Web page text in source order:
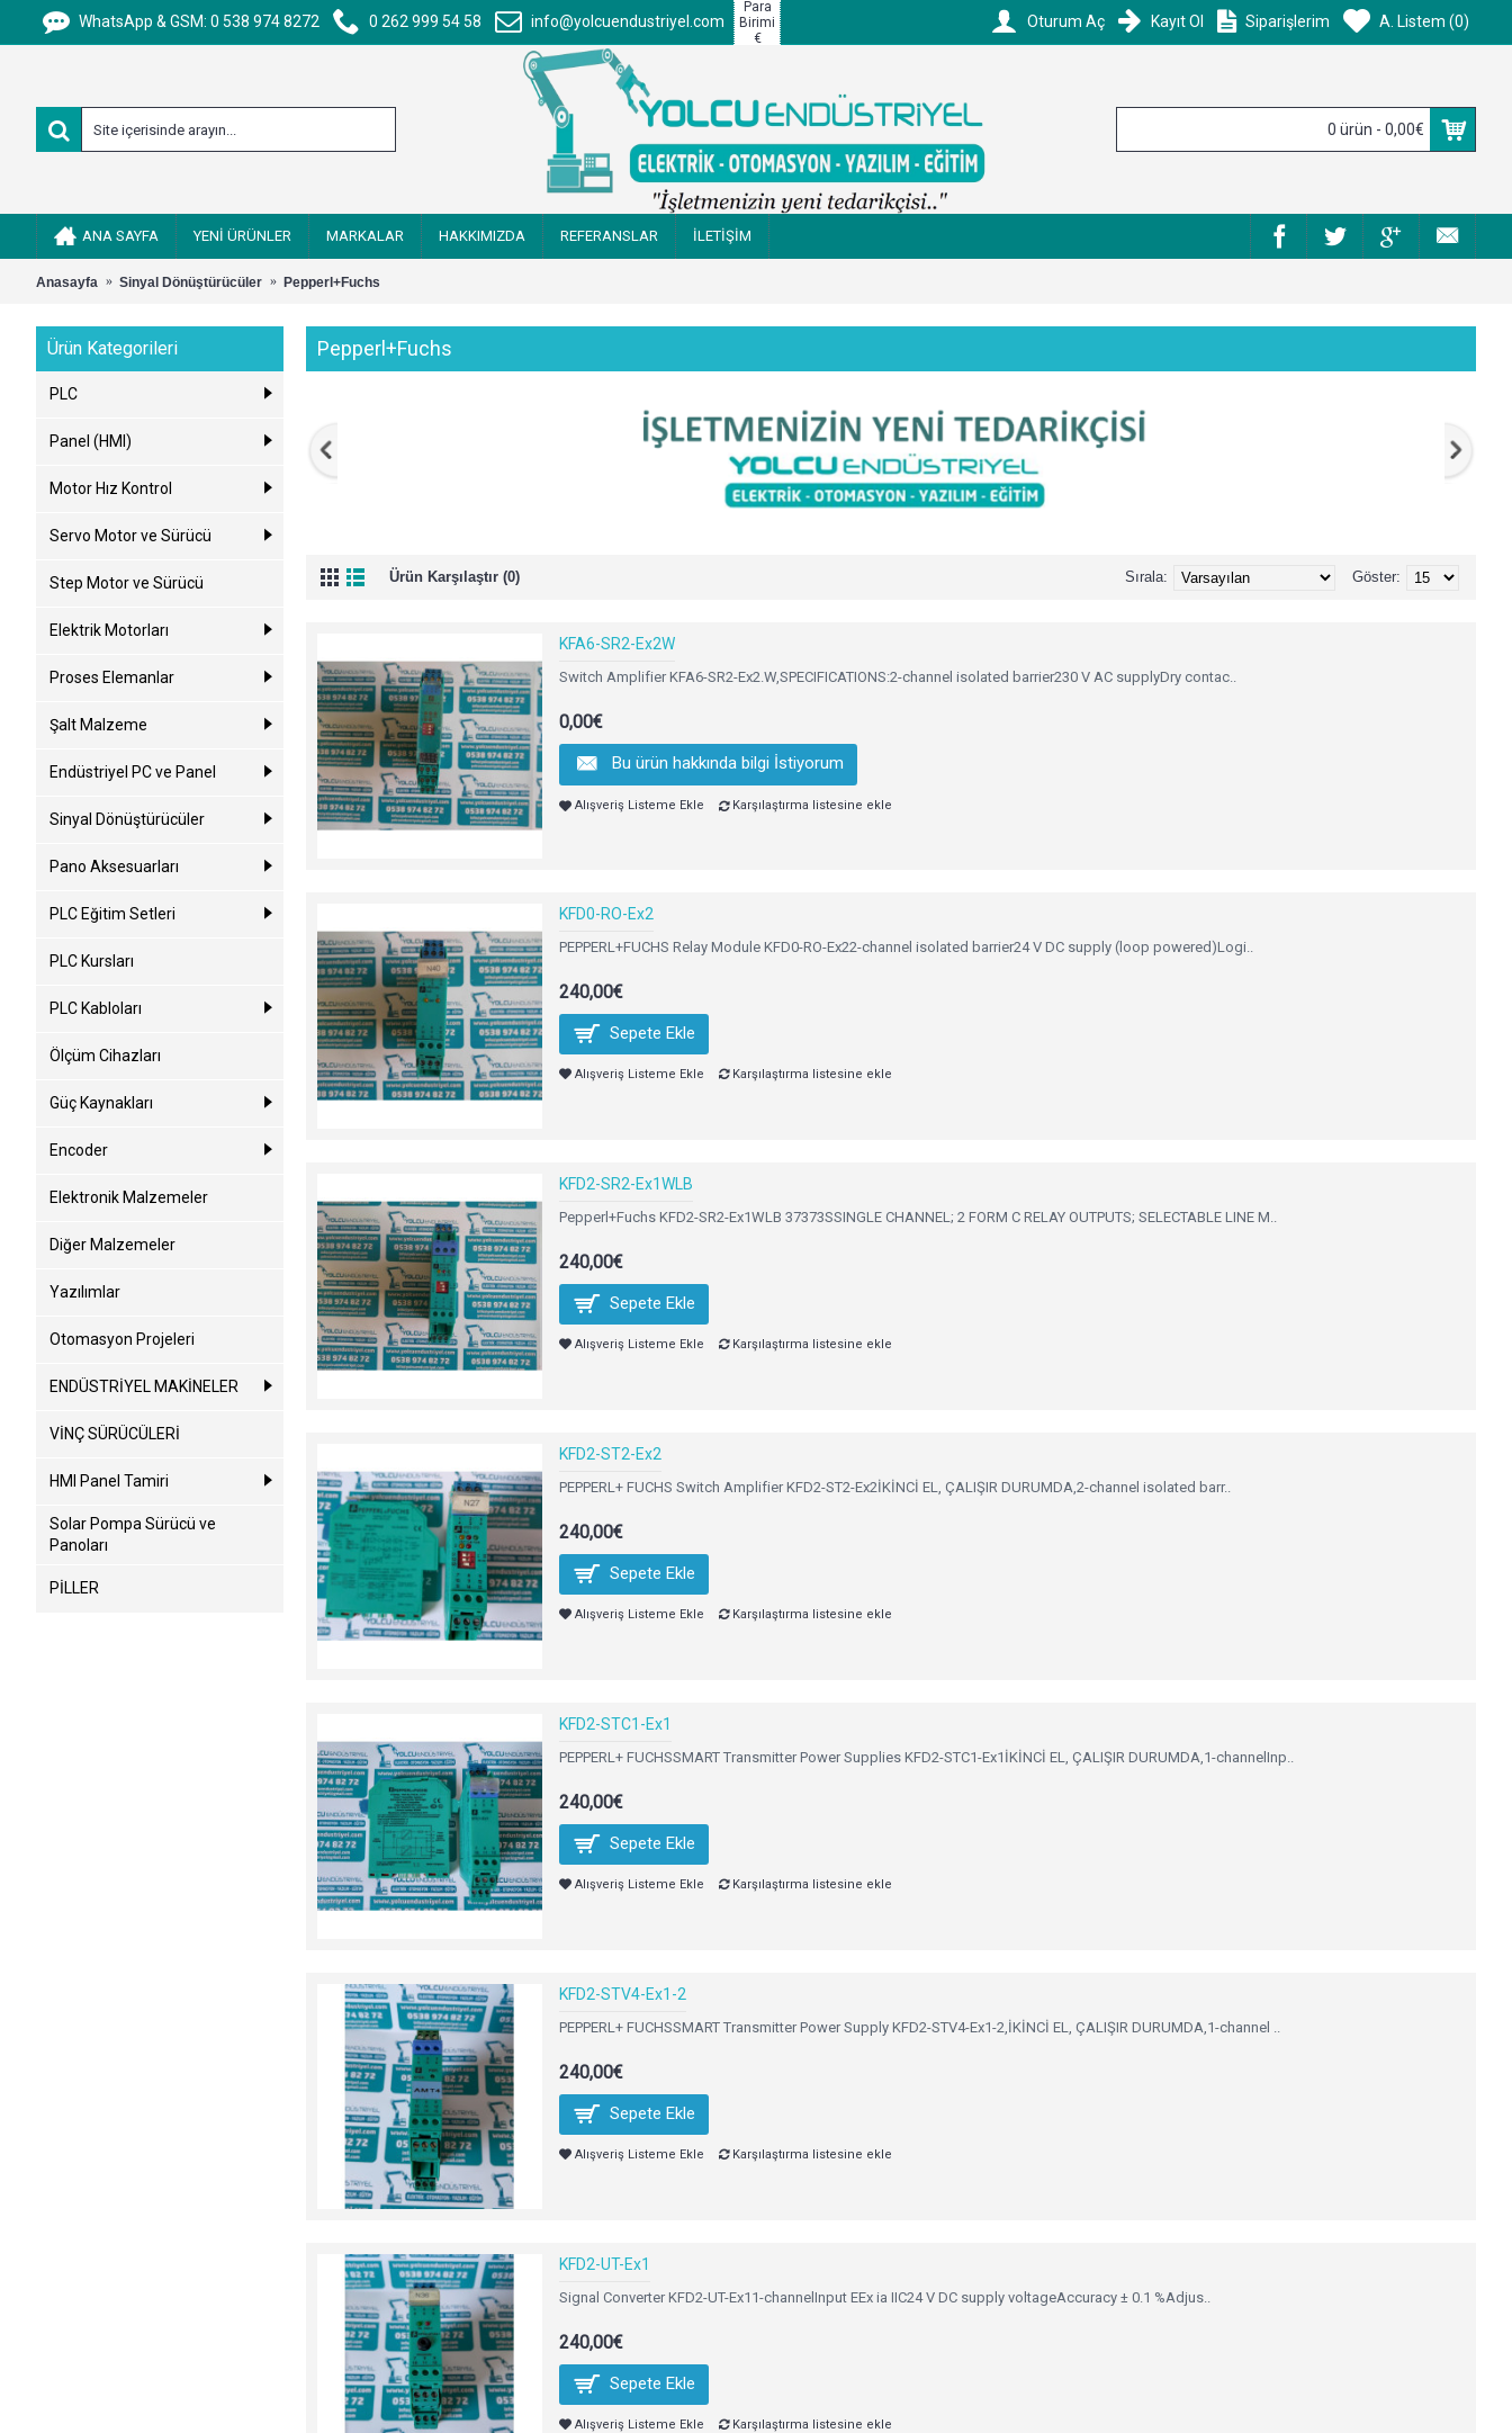
WhatsApp & GSM: 0 538 974 8272 0 262 999 54 58 info@yolcuendustriyel.com
Para
Birimi
€
Oturum Aç Kayıt Ol Siparişlerim A. Listem (0)
0 ürün - 0,00€
ANA SAYFA YENİ ÜRÜNLER MARKALAR HAKKIMIZDA REFERANSLAR İLETİŞİM
Anasayfa Sinyal Dönüştürücüler Pepperl+Fuchs
Ürün Kategorileri
PLC
Panel (HMI)
Motor Hız Kontrol
Servo Motor ve Sürücü
Step Motor ve Sürücü
Elektrik Motorları
Proses Elemanlar
Şalt Malzeme
Endüstriyel PC ve Panel
Sinyal Dönüştürücüler
Pano Aksesuarları
PLC Eğitim Setleri
PLC Kursları
PLC Kabloları
Ölçüm Cihazları
Güç Kaynakları
Encoder
Elektronik Malzemeler
Diğer Malzemeler
Yazılımlar
Otomasyon Projeleri
ENDÜSTRİYEL MAKİNELER
VİNÇ SÜRÜCÜLERİ
HMI Panel Tamiri
Solar Pompa Sürücü ve
Panoları
PİLLER
Pepperl+Fuchs
Ürün Karşılaştır (0) Göster:
Sırala:
KFA6-SR2-Ex2W
Switch Amplifier KFA6-SR2-Ex2.W,SPECIFICATIONS:2-channel isolated barrier230 V AC supplyDry contac..
0,00€
Bu ürün hakkında bilgi İstiyorum
Alışveriş Listeme Ekle Karşılaştırma listesine ekle
KFD0-RO-Ex2
PEPPERL+FUCHS Relay Module KFD0-RO-Ex22-channel isolated barrier24 V DC supply (loop powered)Logi..
240,00€
Sepete Ekle
Alışveriş Listeme Ekle Karşılaştırma listesine ekle
KFD2-SR2-Ex1WLB
Pepperl+Fuchs KFD2-SR2-Ex1WLB 37373SSINGLE CHANNEL; 2 FORM C RELAY OUTPUTS; SELECTABLE LINE M..
240,00€
Sepete Ekle
Alışveriş Listeme Ekle Karşılaştırma listesine ekle
KFD2-ST2-Ex2
PEPPERL+ FUCHS Switch Amplifier KFD2-ST2-Ex2İKİNCİ EL, ÇALIŞIR DURUMDA,2-channel isolated barr..
240,00€
Sepete Ekle
Alışveriş Listeme Ekle Karşılaştırma listesine ekle
KFD2-STC1-Ex1
PEPPERL+ FUCHSSMART Transmitter Power Supplies KFD2-STC1-Ex1İKİNCİ EL, ÇALIŞIR DURUMDA,1-channelInp..
240,00€
Sepete Ekle
Alışveriş Listeme Ekle Karşılaştırma listesine ekle
KFD2-STV4-Ex1-2
PEPPERL+ FUCHSSMART Transmitter Power Supply KFD2-STV4-Ex1-2,İKİNCİ EL, ÇALIŞIR DURUMDA,1-channel ..
240,00€
Sepete Ekle
Alışveriş Listeme Ekle Karşılaştırma listesine ekle
KFD2-UT-Ex1
Signal Converter KFD2-UT-Ex11-channelInput EEx ia IIC24 V DC supply voltageAccuracy ± 0.1 %Adjus..
240,00€
Sepete Ekle
Alışveriş Listeme Ekle Karşılaştırma listesine ekle